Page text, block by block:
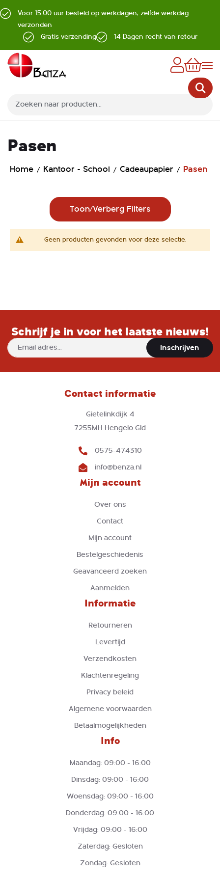
Voor 15:00 uur besteld op werkdagen, zelfde werkdag
verzonden
Gratis verzending
14 Dagen recht van retour
Pasen
Home Kantoor - School Cadeaupapier Pasen
Toon/Verberg Filters
Geen producten gevonden voor deze selectie.
Schrijf je in voor het laatste nieuws!
Abonneer
u
onze
Inschrijven
Contact informatie
Gietelinkdijk 4
7255MH Hengelo Gld
0575-474310
info@benza.nl
Mijn account
Over ons
Contact
Mijn account
Bestelgeschiedenis
Geavanceerd zoeken
Aanmelden
Informatie
Retourneren
Levertijd
Verzendkosten
Klachtenregeling
Privacy beleid
Algemene voorwaarden
Betaalmogelijkheden
Info
Maandag: 09:00 - 16:00
Dinsdag: 09:00 - 16:00
Woensdag: 09:00 - 16:00
Donderdag: 09:00 - 16:00
Vrijdag: 09:00 - 16:00
Zaterdag: Gesloten
Zondag: Gesloten